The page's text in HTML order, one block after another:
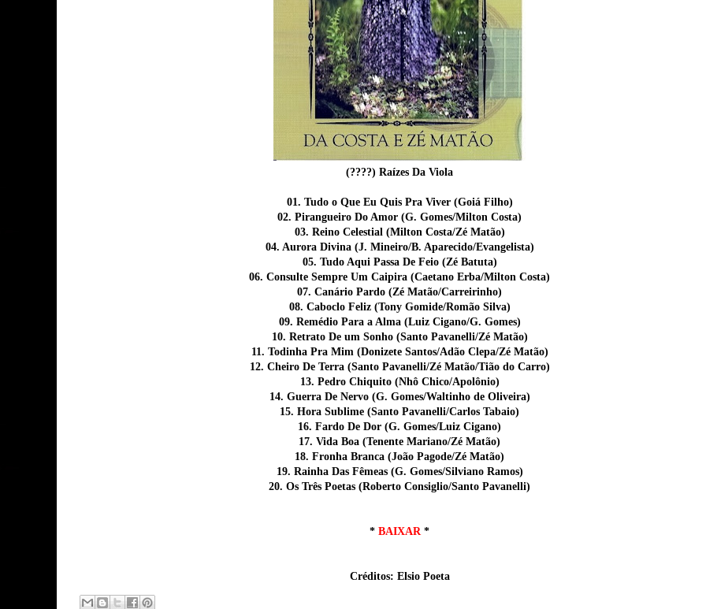
(????) Raízes Da Viola
01. Tudo o Que Eu Quis Pra Viver (Goiá Filho)
02. Pirangueiro Do Amor (G. Gomes/Milton Costa)
03. Reino Celestial (Milton Costa/Zé Matão)
04. Aurora Divina (J. Mineiro/B. Aparecido/Evangelista)
05. Tudo Aqui Passa De Feio (Zé Batuta)
06. Consulte Sempre Um Caipira (Caetano Erba/Milton Costa)
07. Canário Pardo (Zé Matão/Carreirinho)
08. Caboclo Feliz (Tony Gomide/Romão Silva)
09. Remédio Para a Alma (Luiz Cigano/G. Gomes)
10. Retrato De um Sonho (Santo Pavanelli/Zé Matão)
11. Todinha Pra Mim (Donizete Santos/Adão Clepa/Zé Matão)
12. Cheiro De Terra (Santo Pavanelli/Zé Matão/Tião do Carro)
13. Pedro Chiquito (Nhô Chico/Apolônio)
14. Guerra De Nervo (G. Gomes/Waltinho de Oliveira)
15. Hora Sublime (Santo Pavanelli/Carlos Tabaio)
16. Fardo De Dor (G. Gomes/Luiz Cigano)
17. Vida Boa (Tenente Mariano/Zé Matão)
18. Fronha Branca (João Pagode/Zé Matão)
19. Rainha Das Fêmeas (G. Gomes/Silviano Ramos)
20. Os Três Poetas (Roberto Consiglio/Santo Pavanelli)
* BAIXAR*
Créditos: Elsio Poeta